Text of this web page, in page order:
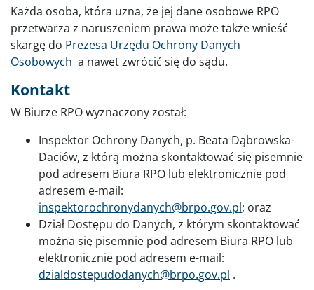
Każda osoba, która uzna, że jej dane osobowe RPO
przetwarza z naruszeniem prawa może także wnieść
skargę do Prezesa Urzędu Ochrony Danych
Osobowych a nawet zwrócić się do sądu.
Kontakt
W Biurze RPO wyznaczony został:
Inspektor Ochrony Danych, p. Beata Dąbrowska-
Daciów, z którą można skontaktować się pisemnie
pod adresem Biura RPO lub elektronicznie pod
adresem e-mail:
inspektorochronydanych@brpo.gov.pl; oraz
Dział Dostępu do Danych, z którym skontaktować
można się pisemnie pod adresem Biura RPO lub
elektronicznie pod adresem e-mail:
dzialdostepudodanych@brpo.gov.pl .